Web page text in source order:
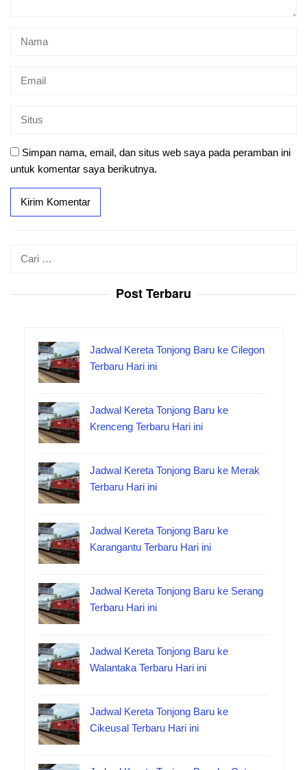
Simpan nama, email, dan situs web saya pada peramban ini
untuk komentar saya berikutnya.
Post Terbaru
Jadwal Kereta Tonjong Baru ke Cilegon
Terbaru Hari ini
Jadwal Kereta Tonjong Baru ke
Krenceng Terbaru Hari ini
Jadwal Kereta Tonjong Baru ke Merak
Terbaru Hari ini
Jadwal Kereta Tonjong Baru ke
Karangantu Terbaru Hari ini
Jadwal Kereta Tonjong Baru ke Serang
Terbaru Hari ini
Jadwal Kereta Tonjong Baru ke
Walantaka Terbaru Hari ini
Jadwal Kereta Tonjong Baru ke
Cikeusal Terbaru Hari ini